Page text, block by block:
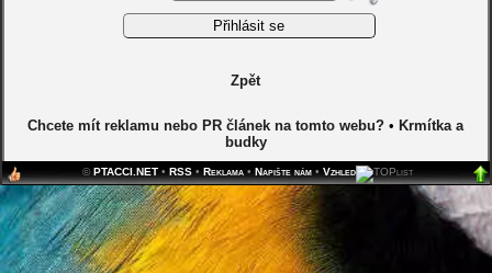
Zpět
Chcete mít reklamu nebo PR článek na tomto webu? • Krmítka a
budky
©PTACCI.NET• RSS• Reklama• Napište nám• Vzhled